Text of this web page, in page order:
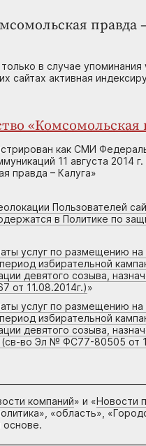
правда
в случае
сайтах активная
«Комсомольская
как СМИ
11 августа
правда – Калуга»
Пользователей
в Политике по
услуг по размещению
избирательной
девятого созыва,
от 11.08.2014г.)»
услуг по размещению
избирательной
девятого созыва,
во Эл № ФС77-80505 от
компаний» и «Новости
«область»,
основе.